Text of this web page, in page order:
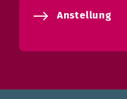
Anstellung